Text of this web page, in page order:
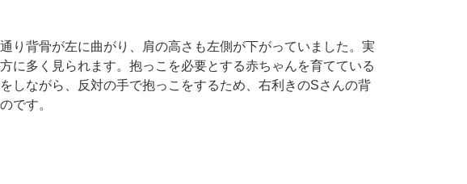
り背骨が左に曲がり、肩の高さも左側が下がっていました。実
に多く見られます。抱っこを必要とする赤ちゃんを育てている
しながら、反対の手で抱っこをするため、右利きのSさんの背
です。